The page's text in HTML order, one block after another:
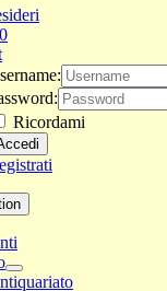
0
Ricordami